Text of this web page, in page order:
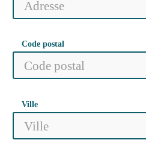
Code postal
Ville